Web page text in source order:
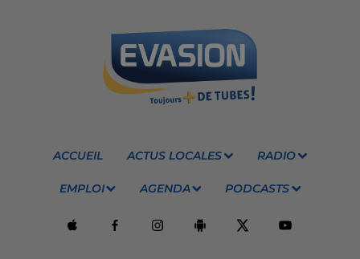
ACCUEIL ACTUS LOCALES RADIO
EMPLOI AGENDA PODCASTS